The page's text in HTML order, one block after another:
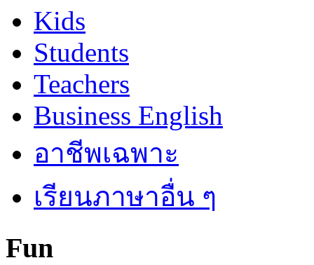
Kids
Students
Teachers
Business English
อาชีพเฉพาะ
เรียนภาษาอื่น ๆ
Fun